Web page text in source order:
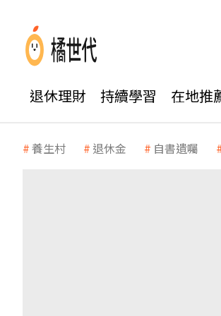
退休理財 持續學習 在地推
養生村 退休金 自書遺囑